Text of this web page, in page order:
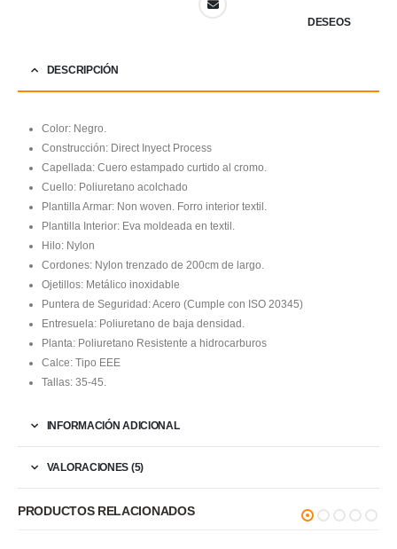
DESEOS
DESCRIPCIÓN
Color: Negro.
Construcción: Direct Inyect Process
Capellada: Cuero estampado curtido al cromo.
Cuello: Poliuretano acolchado
Plantilla Armar: Non woven. Forro interior textil.
Plantilla Interior: Eva moldeada en textil.
Hilo: Nylon
Cordones: Nylon trenzado de 200cm de largo.
Ojetillos: Metálico inoxidable
Puntera de Seguridad: Acero (Cumple con ISO 20345)
Entresuela: Poliuretano de baja densidad.
Planta: Poliuretano Resistente a hidrocarburos
Calce: Tipo EEE
Tallas: 35-45.
INFORMACIÓN ADICIONAL
VALORACIONES (5)
PRODUCTOS RELACIONADOS